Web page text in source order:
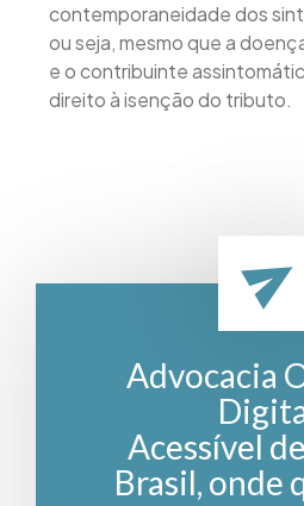
contemporaneidade dos
ou seja, mesmo que a
e o contribuinte
direito à isenção do tributo.
Advocacia
Acessível
Brasil, onde